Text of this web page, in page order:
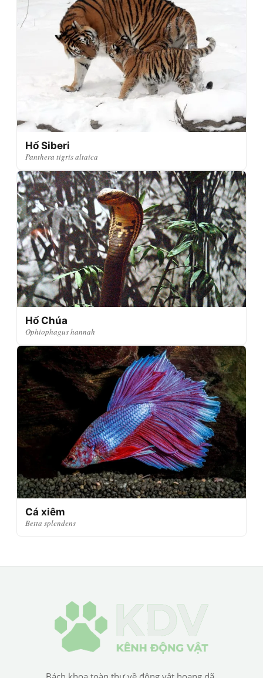
Hổ Siberi
Panthera tigris altaica
Hổ Chúa
Ophiophagus hannah
Cá xiêm
Betta splendens